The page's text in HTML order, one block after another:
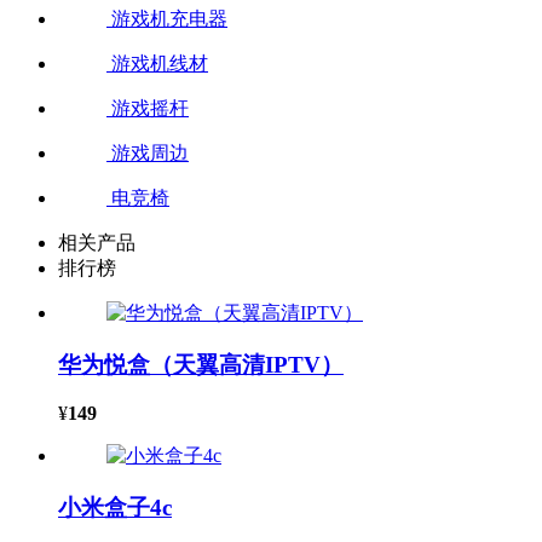
游戏机充电器
游戏机线材
游戏摇杆
游戏周边
电竞椅
相关产品
排行榜
华为悦盒（天翼高清IPTV）
¥149
小米盒子4c